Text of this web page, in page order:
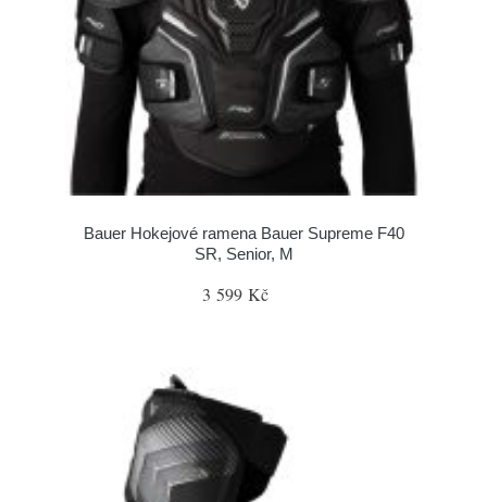
Bauer Hokejové ramena Bauer Supreme F40
SR, Senior, M
3 599 Kč